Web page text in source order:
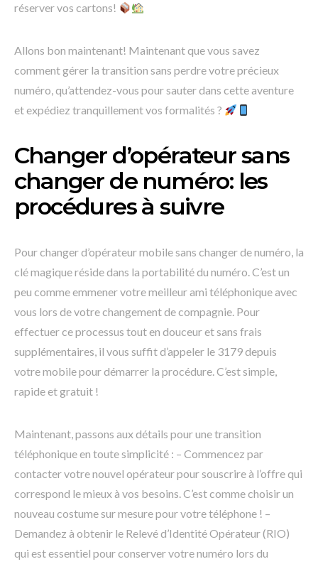
réserver vos cartons!
Allons bon maintenant! Maintenant que vous savez
comment gérer la transition sans perdre votre précieux
numéro, qu’attendez-vous pour sauter dans cette aventure
et expédiez tranquillement vos formalités ?
Changer d’opérateur sans
changer de numéro: les
procédures à suivre
Pour changer d’opérateur mobile sans changer de numéro, la
clé magique réside dans la portabilité du numéro. C’est un
peu comme emmener votre meilleur ami téléphonique avec
vous lors de votre changement de compagnie. Pour
effectuer ce processus tout en douceur et sans frais
supplémentaires, il vous suffit d’appeler le 3179 depuis
votre mobile pour démarrer la procédure. C’est simple,
rapide et gratuit !
Maintenant, passons aux détails pour une transition
téléphonique en toute simplicité : – Commencez par
contacter votre nouvel opérateur pour souscrire à l’offre qui
correspond le mieux à vos besoins. C’est comme choisir un
nouveau costume sur mesure pour votre téléphone ! –
Demandez à obtenir le Relevé d’Identité Opérateur (RIO)
qui est essentiel pour conserver votre numéro lors du